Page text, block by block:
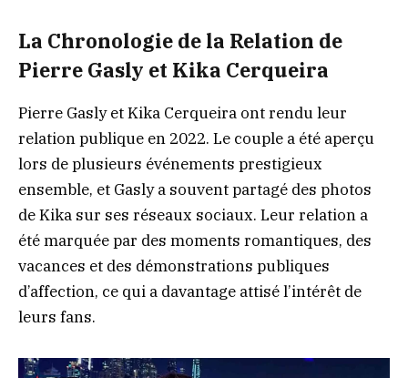
La Chronologie de la Relation de
Pierre Gasly et Kika Cerqueira
Pierre Gasly et Kika Cerqueira ont rendu leur
relation publique en 2022. Le couple a été aperçu
lors de plusieurs événements prestigieux
ensemble, et Gasly a souvent partagé des photos
de Kika sur ses réseaux sociaux. Leur relation a
été marquée par des moments romantiques, des
vacances et des démonstrations publiques
d’affection, ce qui a davantage attisé l’intérêt de
leurs fans.